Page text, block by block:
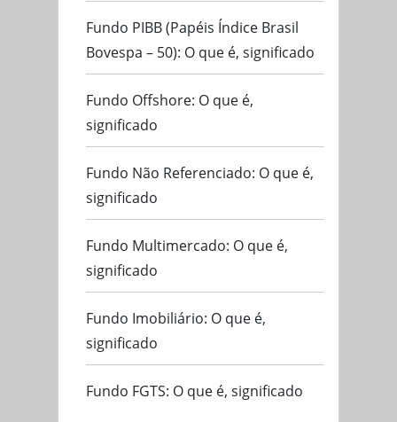
Fundo PIBB (Papéis Índice Brasil
Bovespa – 50): O que é, significado
Fundo Offshore: O que é,
significado
Fundo Não Referenciado: O que é,
significado
Fundo Multimercado: O que é,
significado
Fundo Imobiliário: O que é,
significado
Fundo FGTS: O que é, significado